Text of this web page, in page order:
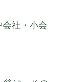
会社・小会